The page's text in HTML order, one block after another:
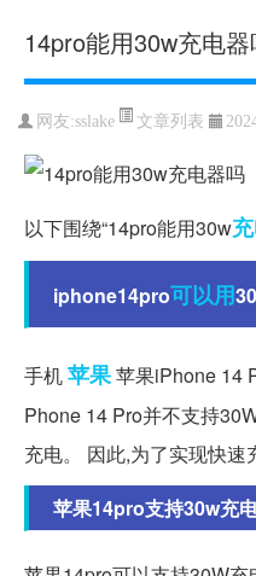
14pro能用30w充电
网友:sslake 文章列表
以下围绕“14pro能用30w
iphone14pro可以用
手机苹果苹果iPhone 14
Phone 14 Pro并不支持
充电。 因此,为了实现快速
苹果14pro支持30w充